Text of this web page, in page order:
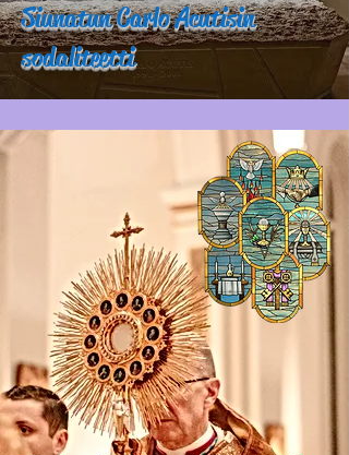
Siunatun Carlo Acutisin
sodaliteetti